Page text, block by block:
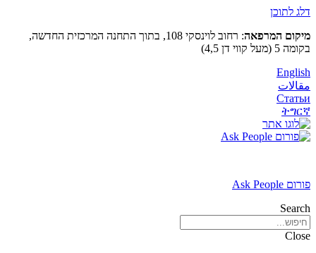
דלג לתוכן
מיקום המרפאה
: רחוב לוינסקי 108, בתוך התחנה המרכזית החדשה,
בקומה 5 (מעל קווי דן 4,5)
English
مقالات
Статьи
ትግርኛ
פורום Ask People
Search
Close